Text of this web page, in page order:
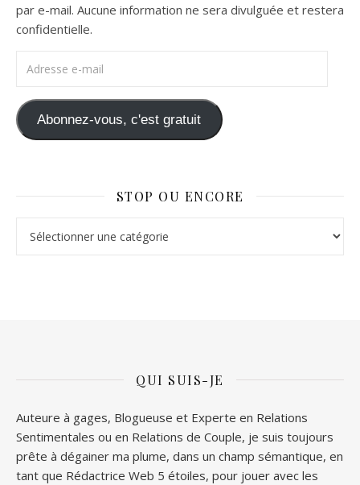
par e-mail. Aucune information ne sera divulguée et restera
confidentielle.
Abonnez-vous, c'est gratuit
STOP OU ENCORE
QUI SUIS-JE
Auteure à gages, Blogueuse et Experte en Relations
Sentimentales ou en Relations de Couple, je suis toujours
prête à dégainer ma plume, dans un champ sémantique, en
tant que Rédactrice Web 5 étoiles, pour jouer avec les